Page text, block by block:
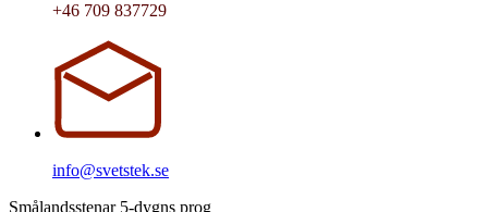
+46 709 837729
info@svetstek.se
Smålandsstenar 5-dygns prog